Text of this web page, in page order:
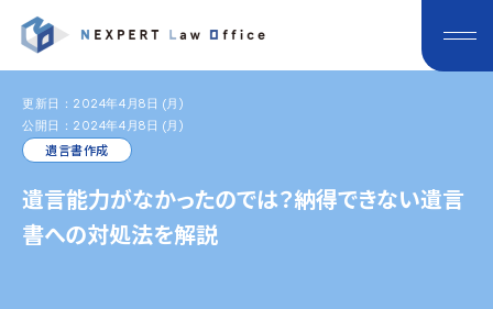
更新日：2024年4月8日 (月)
公開日：2024年4月8日 (月)
遺言書作成
遺言能力がなかったのでは？納得できない遺言
書への対処法を解説